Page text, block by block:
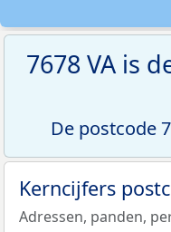
7678 VA is
De postcode
Kerncijfers
Adressen, panden,